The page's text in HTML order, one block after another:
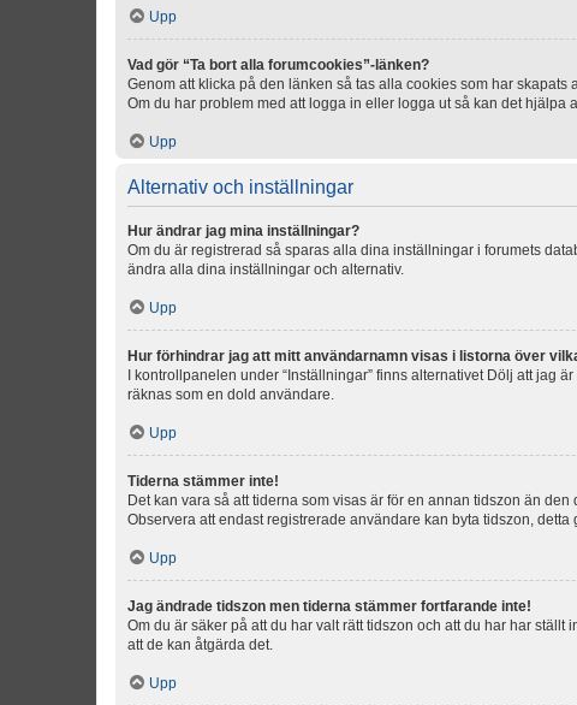
Upp
Vad gör “Ta bort alla forumcookies”-länken?
Genom att klicka på den länken så tas alla cookies som har
Om du har problem med att logga in eller logga ut så kan det hjälpa
Upp
Alternativ och inställningar
Hur ändrar jag mina inställningar?
Om du är registrerad så sparas alla dina inställningar i forumets
ändra alla dina inställningar och alternativ.
Upp
Hur förhindrar jag att mitt användarnamn visas i listorna över
I kontrollpanelen under “Inställningar” finns alternativet Dölj att jag
räknas som en dold användare.
Upp
Tiderna stämmer inte!
Det kan vara så att tiderna som visas är för en annan tidszon än
Observera att endast registrerade användare kan byta tidszon,
Upp
Jag ändrade tidszon men tiderna stämmer fortfarande inte!
Om du är säker på att du har valt rätt tidszon och att du har har
att de kan åtgärda det.
Upp